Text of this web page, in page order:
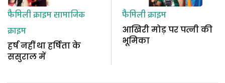
फैमिली क्राइमसामाजिक
क्राइम
हर्ष नहीं था हर्षिता के
ससुराल में
फैमिली क्राइम
आखिरी मोड़ पर पत्नी की
भूमिका